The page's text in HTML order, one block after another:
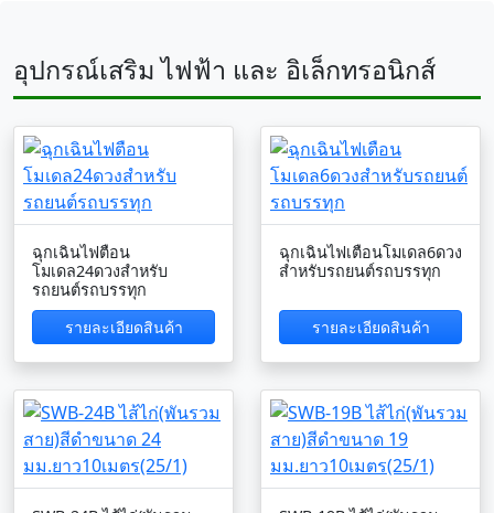
อุปกรณ์เสริม ไฟฟ้า และ อิเล็กทรอนิกส์
ฉุกเฉินไฟตือน
โมเดล24ดวงสำหรับ
รถยนต์รถบรรทุก
รายละเอียดสินค้า
ฉุกเฉินไฟเตือนโมเดล6ดวง
สำหรับรถยนต์รถบรรทุก
รายละเอียดสินค้า